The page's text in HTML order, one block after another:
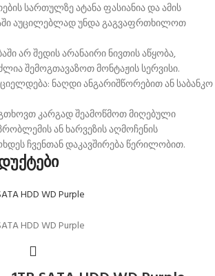
სართულზე ატანა ფასიანია და ამის
აუცილებლად უნდა გაგვაფრთხილოთ
არ შედის არანაირი ნივთის აწყობა,
შემოგთავაზოთ მონტაჟის სერვისი.
ნაღდი ანგარიშწორებით ან საბანკო
გთხოვთ კარგად შეამოწმოთ მიღებული
ან ხარვეზის აღმოჩენის
ჩვენთან დაკავშირება წერილობით.